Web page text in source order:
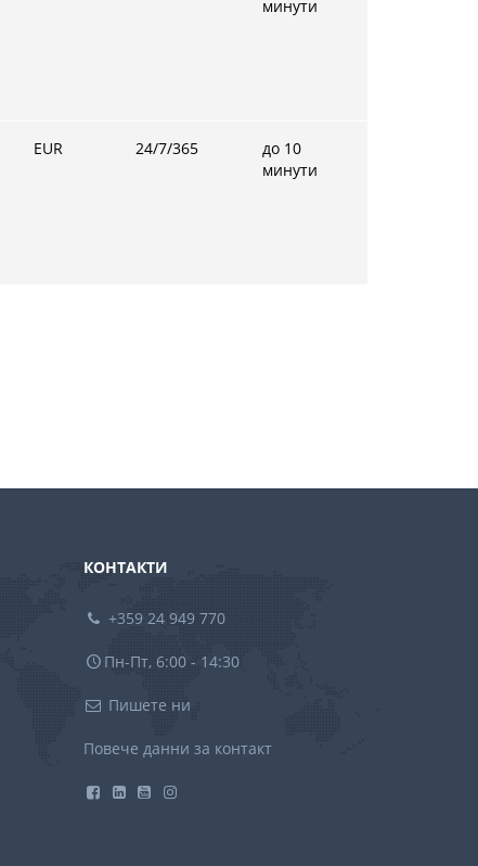
минути
EUR 24/7/365
до 10
минути
КОНТАКТИ
+359 24 949 770
Пн-Пт, 6:00 - 14:30
Пишете ни
Повече данни за контакт